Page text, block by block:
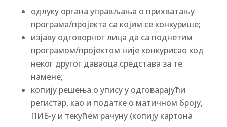
одлуку органа управљања о прихватању
програма/пројекта са којим се конкурише;
изјаву одговорног лица да са поднетим
програмом/пројектом није конкурисао код
неког другог даваоца средстава за те
намене;
копију решења о упису у одговарајући
регистар, као и податке о матичном броју,
ПИБ-у и текућем рачуну (копију картона